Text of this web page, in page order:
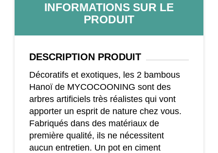
INFORMATIONS SUR LE
PRODUIT
DESCRIPTION PRODUIT
Décoratifs et exotiques, les 2 bambous
Hanoï de MYCOCOONING sont des
arbres artificiels très réalistes qui vont
apporter un esprit de nature chez vous.
Fabriqués dans des matériaux de
première qualité, ils ne nécessitent
aucun entretien. Un pot en ciment